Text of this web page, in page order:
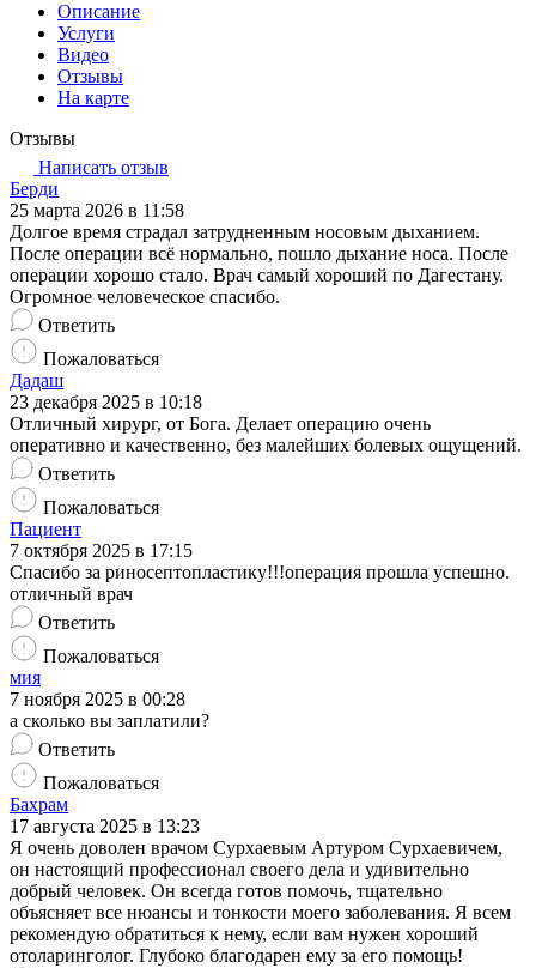
Описание
Услуги
Видео
Отзывы
На карте
Отзывы
Написать отзыв
Берди
25 марта 2026 в 11:58
Долгое время страдал затрудненным носовым дыханием.
После операции всё нормально, пошло дыхание носа. После
операции хорошо стало. Врач самый хороший по Дагестану.
Огромное человеческое спасибо.
Ответить
Пожаловаться
Дадаш
23 декабря 2025 в 10:18
Отличный хирург, от Бога. Делает операцию очень
оперативно и качественно, без малейших болевых ощущений.
Ответить
Пожаловаться
Пациент
7 октября 2025 в 17:15
Спасибо за риносептопластику!!!операция прошла успешно.
отличный врач
Ответить
Пожаловаться
мия
7 ноября 2025 в 00:28
а сколько вы заплатили?
Ответить
Пожаловаться
Бахрам
17 августа 2025 в 13:23
Я очень доволен врачом Сурхаевым Артуром Сурхаевичем,
он настоящий профессионал своего дела и удивительно
добрый человек. Он всегда готов помочь, тщательно
объясняет все нюансы и тонкости моего заболевания. Я всем
рекомендую обратиться к нему, если вам нужен хороший
отоларинголог. Глубоко благодарен ему за его помощь!